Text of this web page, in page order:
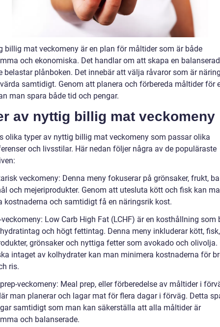
billig mat veckomeny är en plan för måltider som är både
och ekonomiska. Det handlar om att skapa en
belastar plånboken. Det innebär att välja råvaror som är
samtidigt. Genom att planera och förbereda måltider för
man spara både tid och pengar.
av nyttig billig mat veckomeny
olika typer av nyttig billig mat veckomeny som passar olika
och livsstilar. Här nedan följer några av de populäraste
veckomeny: Denna meny fokuserar på grönsaker, frukt,
och mejeriprodukter. Genom att utesluta kött och fisk kan
kostnaderna och samtidigt få en näringsrik kost.
veckomeny: Low Carb High Fat (LCHF) är en kosthållning som
och högt fettintag. Denna meny inkluderar kött,
grönsaker och nyttiga fetter som avokado och olivolja.
intaget av kolhydrater kan man minimera kostnaderna för
ris.
veckomeny: Meal prep, eller förberedelse av måltider i
man planerar och lagar mat för flera dagar i förväg. Detta
samtidigt som man kan säkerställa att alla måltider är
och balanserade.